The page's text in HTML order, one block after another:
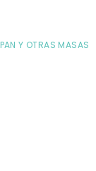
PAN Y OTRAS MASAS